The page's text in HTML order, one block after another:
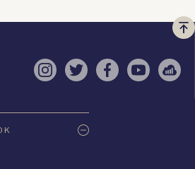
a
Instagram
TwitterFacebook
YouTube